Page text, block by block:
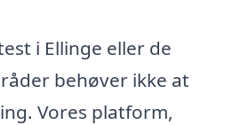
i Ellinge eller de
behøver ikke at
Vores platform,